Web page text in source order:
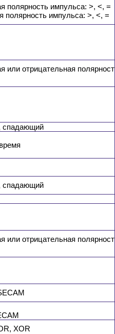
полярность импульса: >, <, =
полярность импульса: >, <, =
или отрицательная полярност
спадающий
спадающий
или отрицательная полярност
XOR